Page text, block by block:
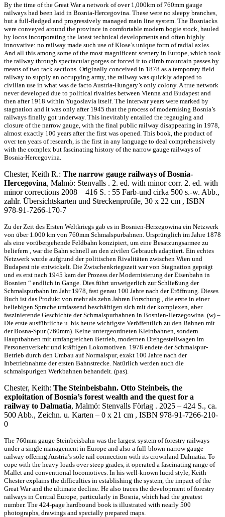
By the time of the Great War a network of over 1,000km of 760mm gauge
railways had been laid in Bosnia-Hercegovina. These were no sleepy branches,
but a full-fledged and progressively managed main line system. The Bosniacks
were conveyed around the province in comfortable modern bogie stock, hauled
by locos incorporating the latest technical developments and often highly
innovative: no railway made such use of Klose’s unique form of radial axles.
And all this among some of the most magnificent scenery in Europe, which took
the railway through spectacular gorges or forced it to climb mountain passes by
means of two rack sections. Originally conceived in 1878 as a temporary field
railway to supply an occupying army, the railway was quickly adapted to
civilian use in what was de facto Austria-Hungary’s only colony. A true network
never developed due to political rivalries between Vienna and Budapest and
then after 1918 within Yugoslavia itself. The interwar years were marked by
stagnation and it was only after 1945 that the process of modernising Bosnia’s
railways finally got underway. This inevitably entailed the regauging and
closure of the narrow gauge, with the final public railway disappearing in 1978,
almost exactly 100 years after the first was opened. This book, the product of
over ten years of research, is the first in any language to deal comprehensively
with the complex but fascinating history of the narrow gauge railways of
Bosnia-Hercegovina.
Chester, Keith R.: The narrow gauge railways of Bosnia-
Hercegovina, Malmö: Stenvalls . 2. ed. with minor corr. 2. ed. with
minor corrections 2008 – 416 S. : 55 Farb-und cirka 500 s.-w. Abb.,
zahlr. Übersichtskarten und Streckenprofile, 30 x 22 cm , ISBN
978-91-7266-170-7
Zu der Zeit des Ersten Weltkriegs gab es in Bosnien-Herzegowina ein Netzwerk
von über 1.000 km von 760mm Schmalspurbahnen. Ursprünglich im Jahre 1878
als eine vorübergehende Feldbahn konzipiert, um eine Besatzungsarmee zu
beliefern , war die Bahn schnell an den zivilen Gebrauch adaptiert. Ein echtes
Netzwerk wurde aufgrund der politischen Rivalitäten zwischen Wien und
Budapest nie entwickelt. Die Zwischenkriegszeit war von Stagnation geprägt
und es erst nach 1945 kam der Prozess der Modernisierung der Eisenbahn in
Bosnien “ endlich in Gange. Dies führt unweigerlich zur Schließung der
Schmalspurbahn im Jahr 1978, fast genau 100 Jahre nach der Eröffnung. Dieses
Buch ist das Produkt von mehr als zehn Jahren Forschung , die erste in einer
beliebigen Sprache umfassend beschäftigen sich mit der komplexen, aber
faszinierende Geschichte der Schmalspurbahnen in Bosnien-Herzegowina. (w) –
Die erste ausführliche u. bis heute wichtigste Veröffentlich zu den Bahnen mit
der Bosna-Spur (760mm). Keine untergeordneten Kleinbahnen, sondern
Hauptbahnen mit umfangreichen Betrieb, modernen Drehgestellwagen im
Personenverkehr und kräftigen Lokomotiven. 1978 endete der Schmalspur-
Betrieb durch den Umbau auf Normalspur, exakt 100 Jahre nach der
Inbetriebnahme der ersten Bahnstrecke. Natürlich werden auch die
schmalspurigen Werkbahnen behandelt. (pas).
Chester, Keith: The Steinbeisbahn. Otto Steinbeis, the
exploitation of Bosnia’s forest wealth and the quest for a
railway to Dalmatia, Malmö: Stenvalls Förlag . 2025 – 424 S., ca.
500 Abb., Zeichn. u. Karten – 0 x 21 cm , ISBN 978-91-7266-210-
0
The 760mm gauge Steinbeisbahn was the largest system of forestry railways
under a single management in Europe and also a full-blown narrow gauge
railway offering Austria’s sole rail connection with its crownland Dalmatia. To
cope with the heavy loads over steep grades, it operated a fascinating range of
Mallet and conventional locomotives. In his well-known lucid style, Keith
Chester explains the difficulties in establishing the system, the impact of the
Great War and the ultimate decline. He also traces the development of forestry
railways in Central Europe, particularly in Bosnia, which had the greatest
number. The 424-page hardbound book is illustrated with nearly 500
photographs, drawings and specially prepared maps.